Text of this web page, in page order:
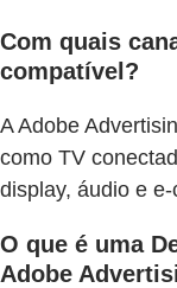
Com quais
compatível?
A Adobe
como TV
display, áudio e
O que é uma
Adobe